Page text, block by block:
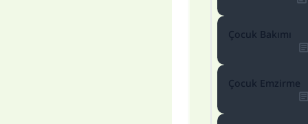
Çocuk Bakımı
Çocuk Emzirme